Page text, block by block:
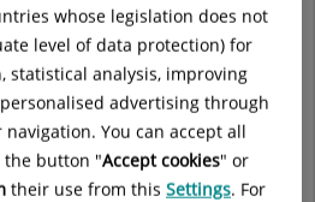
José cuenta con un amplio
con
presencia física 24 horasen el
pacientes en todo el proceso
preoperatorio hasta la
whose legislation does not
level of data protection) for
statistical analysis, improving
advertising through
You can accept all
the button "Accept cookies" or
their use from this Settings. For